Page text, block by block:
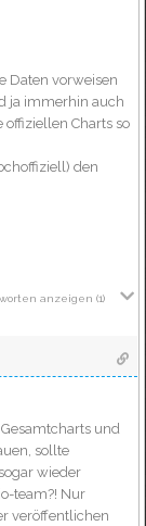
Daten vorweisen
ja immerhin auch
offiziellen Charts so
den
anzeigen (1)
und
sollte
wieder
team?! Nur
veröffentlichen